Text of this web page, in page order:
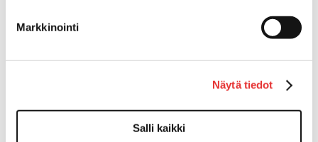
Markkinointi
Näytä tiedot
Salli kaikki
Keulatasot
Kevytmetalli